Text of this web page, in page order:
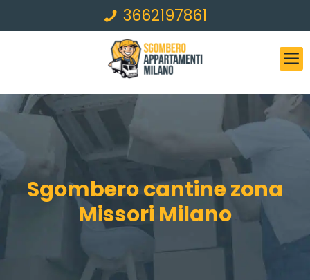
3662197861
Sgombero cantine zona
Missori Milano